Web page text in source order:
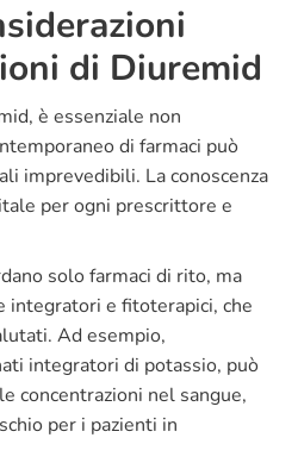
di Diuremid
è essenziale non
di farmaci può
imprevedibili. La conoscenza
per ogni prescrittore e
solo farmaci di rito, ma
integratori e fitoterapici, che
Ad esempio,
integratori di potassio, può
concentrazioni nel sangue,
per i pazienti in